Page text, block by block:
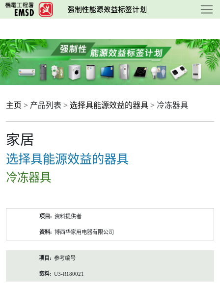
跳
至
要
内
容
主页 > 产品列表 > 选择具能源效益的器具 > 冷冻器具
家居
选择具能源效益的器具
冷冻器具
资料提供者
博西华家用电器有限公司
参考编号
U3-R180021